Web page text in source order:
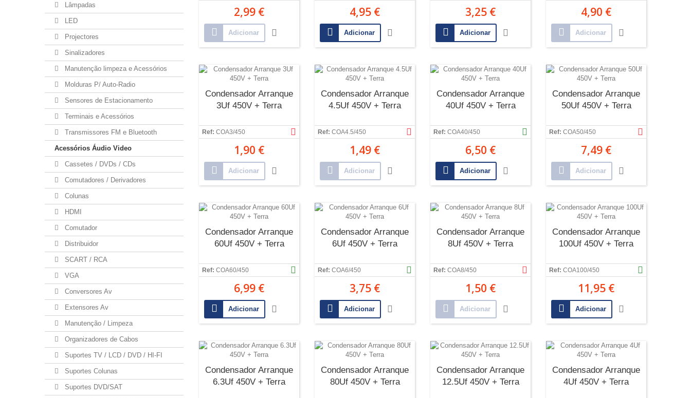
Lâmpadas
LED
Projectores
Sinalizadores
Manutenção limpeza e Acessórios
Molduras P/ Auto-Radio
Sensores de Estacionamento
Terminais e Acessórios
Transmissores FM e Bluetooth
Acessórios Áudio Video
Cassetes / DVDs / CDs
Comutadores / Derivadores
Colunas
HDMI
Comutador
Distribuidor
SCART / RCA
VGA
Conversores Av
Extensores Av
Manutenção / Limpeza
Organizadores de Cabos
Suportes TV / LCD / DVD / HI-FI
Suportes Colunas
Suportes DVD/SAT
2,99 €
Adicionar
4,95 €
Adicionar
3,25 €
Adicionar
4,90 €
Adicionar
Condensador Arranque
3Uf 450V + Terra
Ref: COA3/450
1,90 €
Adicionar
Condensador Arranque
4.5Uf 450V + Terra
Ref: COA4.5/450
1,49 €
Adicionar
Condensador Arranque
40Uf 450V + Terra
Ref: COA40/450
6,50 €
Adicionar
Condensador Arranque
50Uf 450V + Terra
Ref: COA50/450
7,49 €
Adicionar
Condensador Arranque
60Uf 450V + Terra
Ref: COA60/450
6,99 €
Adicionar
Condensador Arranque
6Uf 450V + Terra
Ref: COA6/450
3,75 €
Adicionar
Condensador Arranque
8Uf 450V + Terra
Ref: COA8/450
1,50 €
Adicionar
Condensador Arranque
100Uf 450V + Terra
Ref: COA100/450
11,95 €
Adicionar
Condensador Arranque
6.3Uf 450V + Terra
Condensador Arranque
80Uf 450V + Terra
Condensador Arranque
12.5Uf 450V + Terra
Condensador Arranque
4Uf 450V + Terra